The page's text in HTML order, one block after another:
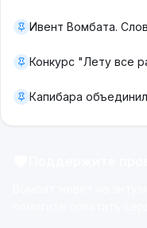
Ивент Вомбата.
Конкурс "Лету все
Капибара